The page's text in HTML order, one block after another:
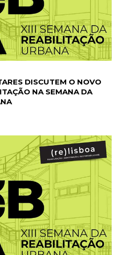
DISCUTEM O NOVO
NA SEMANA DA